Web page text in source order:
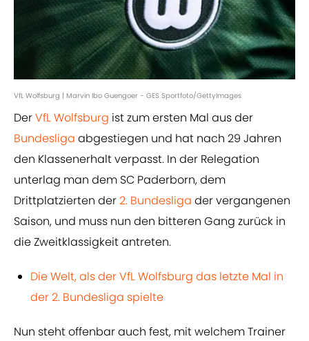
VfL Wolfsburg | Marvin Ibo Guengoer - GES Sportfoto/GettyImages
DerVfL Wolfsburg ist zum ersten Mal aus der
Bundesliga abgestiegen und hat nach 29 Jahren
den Klassenerhalt verpasst. In der Relegation
unterlag man dem SC Paderborn, dem
Drittplatzierten der2. Bundesliga der vergangenen
Saison, und muss nun den bitteren Gang zurück in
die Zweitklassigkeit antreten.
Die Welt, als der VfL Wolfsburg das letzte Mal in
der 2. Bundesliga spielte
Nun steht offenbar auch fest, mit welchem Trainer